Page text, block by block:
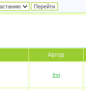
Автор
Irvi